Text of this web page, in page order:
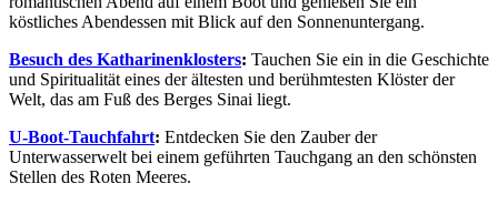
köstliches Abendessen mit Blick auf den Sonnenuntergang.
Besuch des Katharinenklosters: Tauchen Sie ein in die Geschichte
und Spiritualität eines der ältesten und berühmtesten Klöster der
Welt, das am Fuß des Berges Sinai liegt.
U-Boot-Tauchfahrt: Entdecken Sie den Zauber der
Unterwasserwelt bei einem geführten Tauchgang an den schönsten
Stellen des Roten Meeres.